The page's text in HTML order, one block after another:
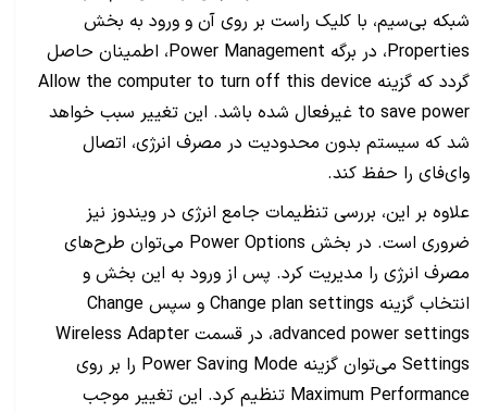
شبکه بی‌سیم، با کلیک راست بر روی آن و ورود به بخش
Properties، در برگه Power Management، اطمینان حاصل
گردد که گزینه Allow the computer to turn off this device
to save power غیرفعال شده باشد. این تغییر سبب خواهد
شد که سیستم بدون محدودیت در مصرف انرژی، اتصال
وای‌فای را حفظ کند.
علاوه بر این، بررسی تنظیمات جامع انرژی در ویندوز نیز
ضروری است. در بخش Power Options می‌توان طرح‌های
مصرف انرژی را مدیریت کرد. پس از ورود به این بخش و
انتخاب گزینه Change plan settings و سپس Change
advanced power settings، در قسمت Wireless Adapter
Settings می‌توان گزینه Power Saving Mode را بر روی
Maximum Performance تنظیم کرد. این تغییر موجب